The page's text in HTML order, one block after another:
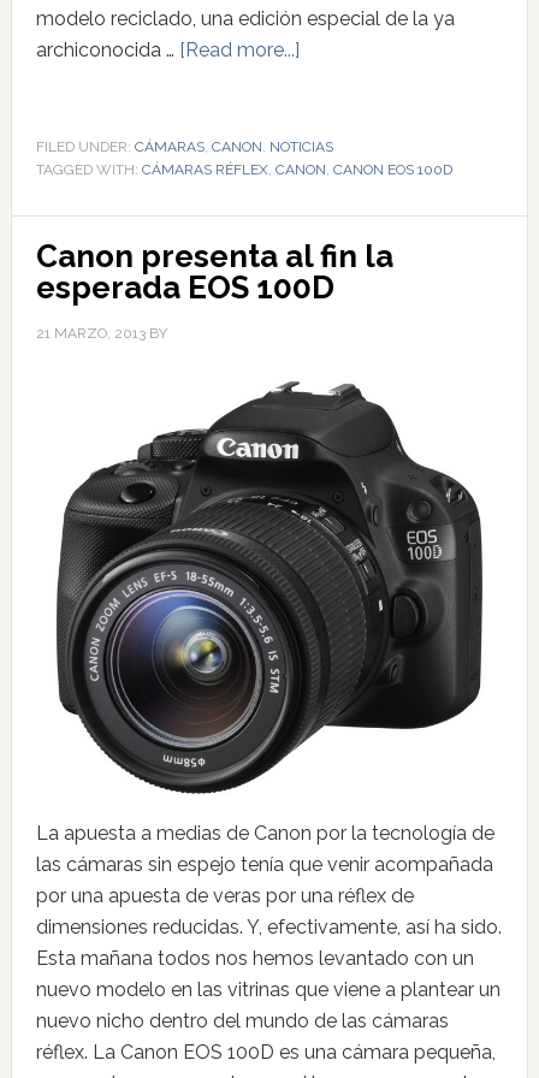
modelo reciclado, una edición especial de la ya
archiconocida … [Read more...]
FILED UNDER: CÁMARAS, CANON, NOTICIAS
TAGGED WITH: CÁMARAS RÉFLEX, CANON, CANON EOS 100D
Canon presenta al fin la
esperada EOS 100D
21 MARZO, 2013BY
La apuesta a medias de Canon por la tecnología de
las cámaras sin espejo tenía que venir acompañada
por una apuesta de veras por una réflex de
dimensiones reducidas. Y, efectivamente, así ha sido.
Esta mañana todos nos hemos levantado con un
nuevo modelo en las vitrinas que viene a plantear un
nuevo nicho dentro del mundo de las cámaras
réflex. La Canon EOS 100D es una cámara pequeña,